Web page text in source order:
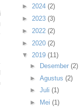
► 2024 (2)
► 2023 (3)
► 2022 (2)
► 2020 (2)
▼ 2019 (11)
►
Desember (2)
► Agustus (2)
► Juli (1)
►
Mei (1)